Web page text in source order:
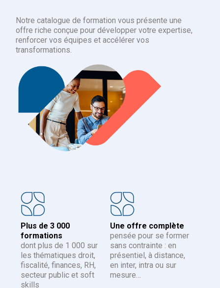
Notre catalogue de formation vous présente une
offre riche conçue pour développer votre expertise,
renforcer vos équipes et accélérer vos
transformations.
Plus de 3 000
formations
dont plus de 1 000 sur
les thématiques droit,
fiscalité, finances, RH,
secteur public et soft
skills
Une offre complète
pensée pour se former
sans contrainte : en
présentiel, à distance,
en inter, intra ou sur
mesure…